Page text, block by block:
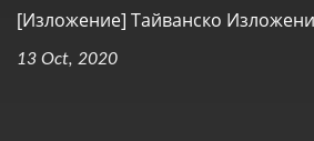
[Изложение] Тайванско
13 Oct, 2020